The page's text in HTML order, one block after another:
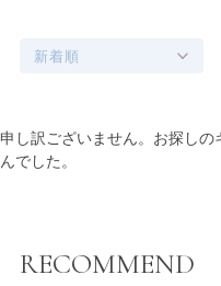
新着順
商品一覧
申し訳ございません。お探し
んでした。
RECOMMEND